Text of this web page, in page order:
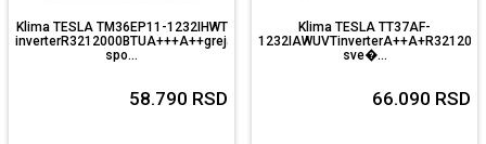
Klima TESLA TM36EP11-1232IHWT
inverterR3212000BTUA+++A++grejač
spo...
58.790 RSD
Klima TESLA TT37AF-
sve�...
66.090 RSD